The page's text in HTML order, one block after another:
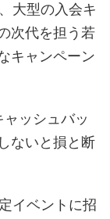
大型の入会キ
次代を担う若
キャンペーン
ッシュバッ
ないと損と断
イベントに招